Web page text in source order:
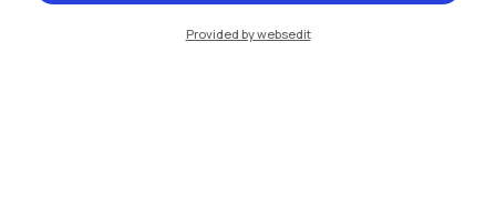
Provided by websedit